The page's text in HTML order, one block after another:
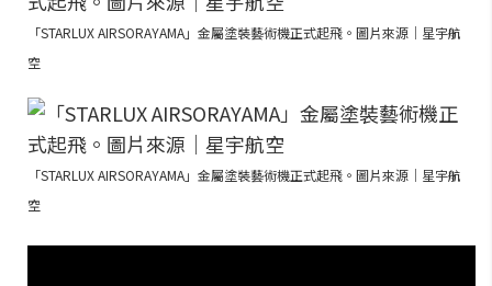
「STARLUX AIRSORAYAMA」金屬塗裝藝術機正式起飛。圖片來源｜星宇航
空
「STARLUX AIRSORAYAMA」金屬塗裝藝術機正式起飛。圖片來源｜星宇航
空